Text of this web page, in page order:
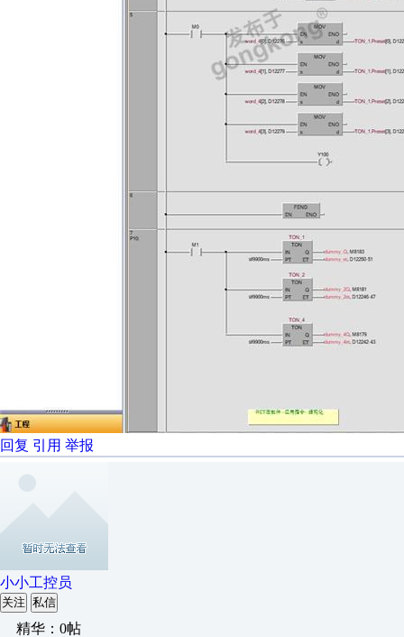
回复 引用 举报
小小工控员
关注 私信
精华：0帖